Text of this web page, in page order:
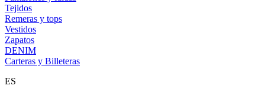
Tejidos
Remeras y tops
Vestidos
Zapatos
DENIM
Carteras y Billeteras
ES